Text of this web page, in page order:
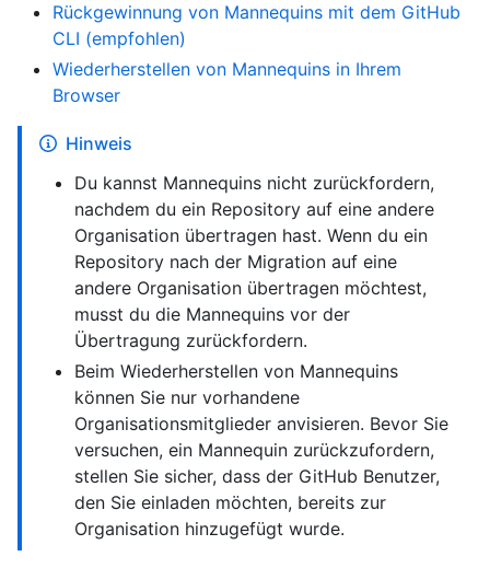
Rückgewinnung von Mannequins mit dem GitHub
CLI (empfohlen)
Wiederherstellen von Mannequins in Ihrem
Browser
Hinweis
Du kannst Mannequins nicht zurückfordern,
nachdem du ein Repository auf eine andere
Organisation übertragen hast. Wenn du ein
Repository nach der Migration auf eine
andere Organisation übertragen möchtest,
musst du die Mannequins vor der
Übertragung zurückfordern.
Beim Wiederherstellen von Mannequins
können Sie nur vorhandene
Organisationsmitglieder anvisieren. Bevor Sie
versuchen, ein Mannequin zurückzufordern,
stellen Sie sicher, dass der GitHub Benutzer,
den Sie einladen möchten, bereits zur
Organisation hinzugefügt wurde.